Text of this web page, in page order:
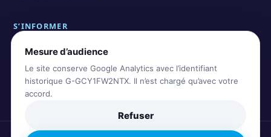
S’INFORMER
Actualités BFC
Actualités nationales
Rechercher dans les archives
Mesure d’audience
Le site conserve Google Analytics avec l’identifiant
historique G-GCY1FW2NTX. Il n’est chargé qu’avec votre
accord.
Refuser